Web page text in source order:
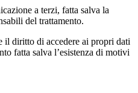
a terzi, fatta salva la
del trattamento.
il diritto di accedere ai propri dati
fatta salva l’esistenza di motivi